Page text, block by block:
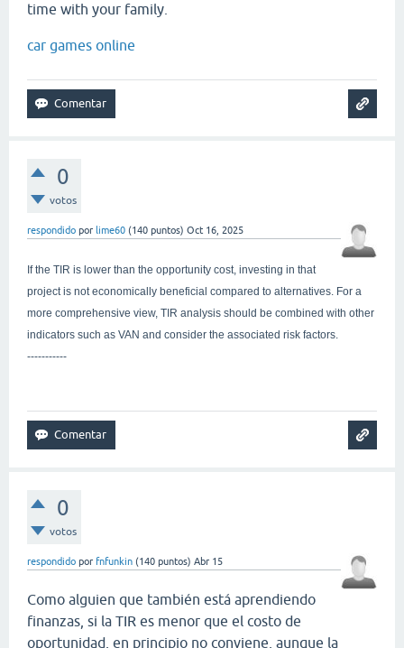
time with your family.
car games online
0
votos
respondido por lime60 (140 puntos) Oct 16, 2025
If the TIR is lower than the opportunity cost, investing in that
project is not economically beneficial compared to alternatives. For a
more comprehensive view, TIR analysis should be combined with other
indicators such as VAN and consider the associated risk factors.
-----------
0
votos
respondido por fnfunkin (140 puntos) Abr 15
Como alguien que también está aprendiendo
finanzas, si la TIR es menor que el costo de
oportunidad, en principio no conviene, aunque la